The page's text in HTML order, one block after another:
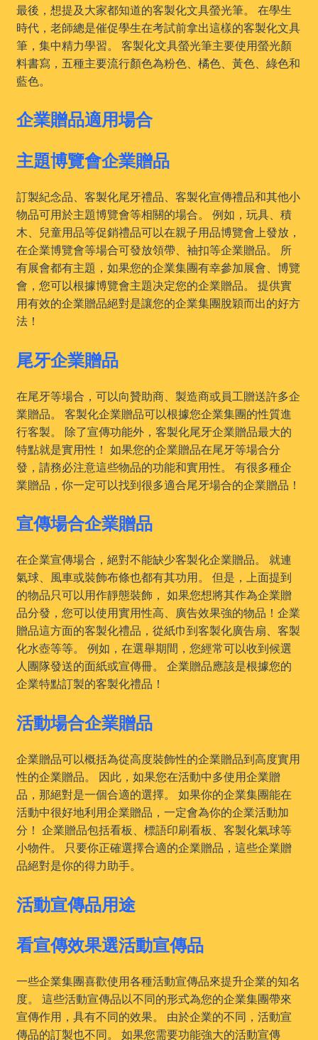
最後，想提及大家都知道的客製化文具螢光筆。 在學生
時代，老師總是催促學生在考試前拿出這樣的客製化文具
筆，集中精力學習。 客製化文具螢光筆主要使用螢光顏
料書寫，五種主要流行顏色為粉色、橘色、黃色、綠色和
藍色。
企業贈品適用場合
主題博覽會企業贈品
訂製紀念品、客製化尾牙禮品、客製化宣傳禮品和其他小
物品可用於主題博覽會等相關的場合。 例如，玩具、積
木、兒童用品等促銷禮品可以在親子用品博覽會上發放，
在企業博覽會等場合可發放領帶、袖扣等企業贈品。 所
有展會都有主題，如果您的企業集團有幸參加展會、博覽
會，您可以根據博覽會主題决定您的企業贈品。 提供實
用有效的企業贈品絕對是讓您的企業集團脫穎而出的好方
法！
尾牙企業贈品
在尾牙等場合，可以向贊助商、製造商或員工贈送許多企
業贈品。 客製化企業贈品可以根據您企業集團的性質進
行客製。 除了宣傳功能外，客製化尾牙企業贈品最大的
特點就是實用性！ 如果您的企業贈品在尾牙等場合分
發，請務必注意這些物品的功能和實用性。 有很多種企
業贈品，你一定可以找到很多適合尾牙場合的企業贈品！
宣傳場合企業贈品
在企業宣傳場合，絕對不能缺少客製化企業贈品。 就連
氣球、風車或裝飾布條也都有其功用。 但是，上面提到
的物品只可以用作靜態裝飾， 如果您想將其作為企業贈
品分發，您可以使用實用性高、廣告效果強的物品！企業
贈品這方面的客製化禮品，從紙巾到客製化廣告扇、客製
化水壺等等。 例如，在選舉期間，您經常可以收到候選
人團隊發送的面紙或宣傳冊。 企業贈品應該是根據您的
企業特點訂製的客製化禮品！
活動場合企業贈品
企業贈品可以概括為從高度裝飾性的企業贈品到高度實用
性的企業贈品。 因此，如果您在活動中多使用企業贈
品，那絕對是一個合適的選擇。 如果你的企業集團能在
活動中很好地利用企業贈品，一定會為你的企業活動加
分！ 企業贈品包括看板、標語印刷看板、客製化氣球等
小物件。 只要你正確選擇合適的企業贈品，這些企業贈
品絕對是你的得力助手。
活動宣傳品用途
看宣傳效果選活動宣傳品
一些企業集團喜歡使用各種活動宣傳品來提升企業的知名
度。 這些活動宣傳品以不同的形式為您的企業集團帶來
宣傳作用，具有不同的效果。 由於企業的不同，活動宣
傳品的訂製也不同。 如果您需要功能強大的活動宣傳